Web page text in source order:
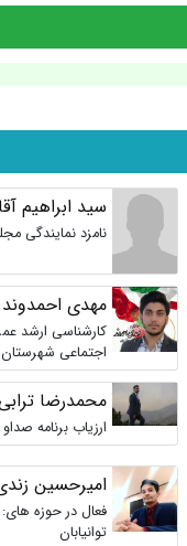
سید ابراهیم
نامزد نمایندگی
مهدی احمدوند
کارشناسی ارشد
اجتماعی شهرستان
محمدرضا
ارزیاب برنامه
امیرحسین
فعال در حوزه
توانیابان